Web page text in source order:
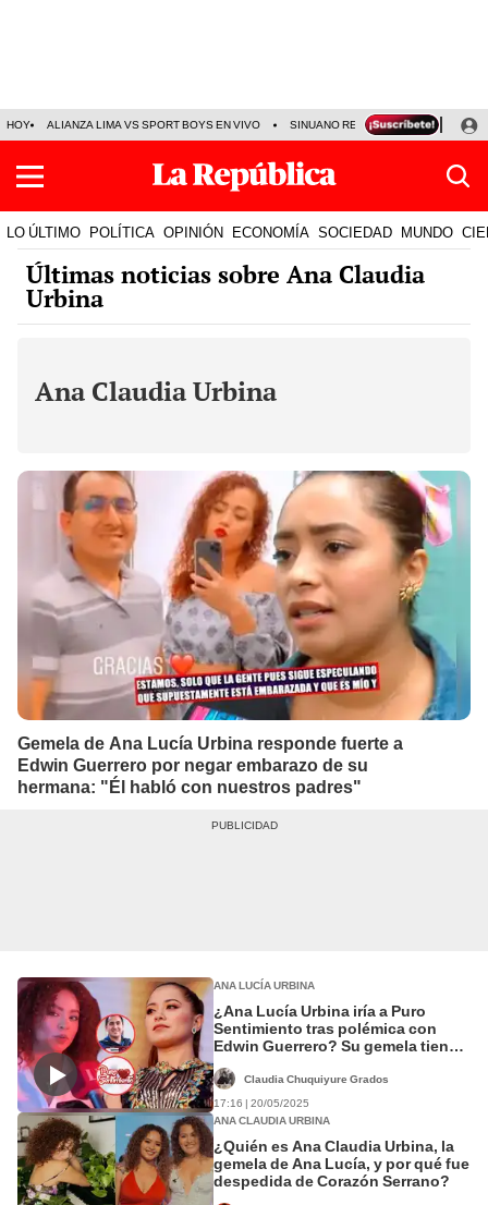
HOY ALIANZA LIMA VS SPORT BOYS EN VIVO SINUANO RESULTADOS HOY
LO ÚLTIMO POLÍTICA OPINIÓN ECONOMÍA SOCIEDAD MUNDO
Últimas noticias sobre Ana Claudia
Urbina
Ana Claudia Urbina
Gemela de Ana Lucía Urbina responde fuerte a
Edwin Guerrero por negar embarazo de su
hermana: "Él habló con nuestros padres"
ANA LUCÍA URBINA
¿Ana Lucía Urbina iría a Puro
Sentimiento tras polémica con
Edwin Guerrero? Su gemela tiene
puede pasar"
Claudia Chuquiyure Grados
17:16 | 20/05/2025
ANA CLAUDIA URBINA
¿Quién es Ana Claudia Urbina, la
gemela de Ana Lucía, y por qué fue
despedida de Corazón Serrano?